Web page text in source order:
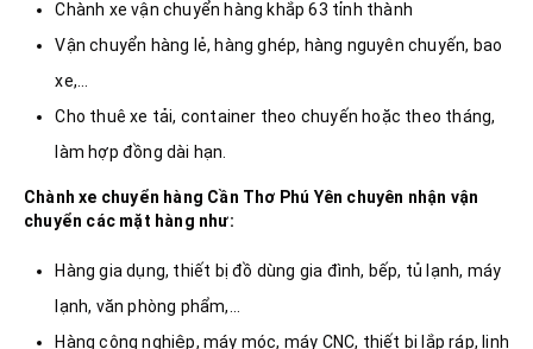
Chành xe vận chuyển hàng khắp 63 tỉnh thành
Vận chuyển hàng lẻ, hàng ghép, hàng nguyên chuyến, bao
xe,…
Cho thuê xe tải, container theo chuyến hoặc theo tháng,
làm hợp đồng dài hạn.
Chành xe chuyển hàng Cần Thơ Phú Yên chuyên nhận vận
chuyển các mặt hàng như:
Hàng gia dụng, thiết bị đồ dùng gia đình, bếp, tủ lạnh, máy
lạnh, văn phòng phẩm,…
Hàng công nghiệp, máy móc, máy CNC, thiết bị lắp ráp, linh